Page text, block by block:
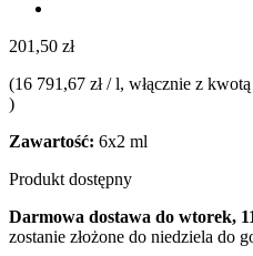
201,50 zł
(16 791,67 zł / l, włącznie z
)
Zawartość: 6x2 ml
Produkt dostępny
Darmowa dostawa do wtorek,
zostanie złożone do niedziela do